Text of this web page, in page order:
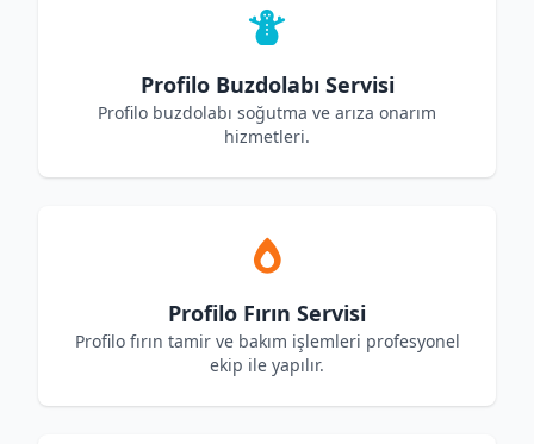
Profilo Buzdolabı Servisi
Profilo buzdolabı soğutma ve arıza onarım
hizmetleri.
Profilo Fırın Servisi
Profilo fırın tamir ve bakım işlemleri profesyonel
ekip ile yapılır.